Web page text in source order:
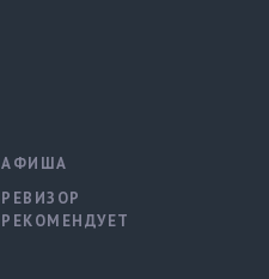
АФИША
РЕВИЗОР
РЕКОМЕНДУЕТ